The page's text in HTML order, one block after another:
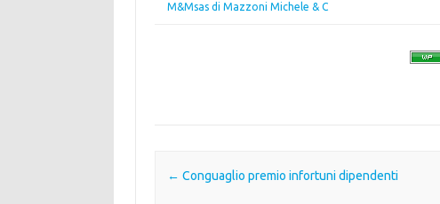
M&Msas di Mazzoni Michele & C
Post navigation
← Conguaglio premio infortuni dipendenti